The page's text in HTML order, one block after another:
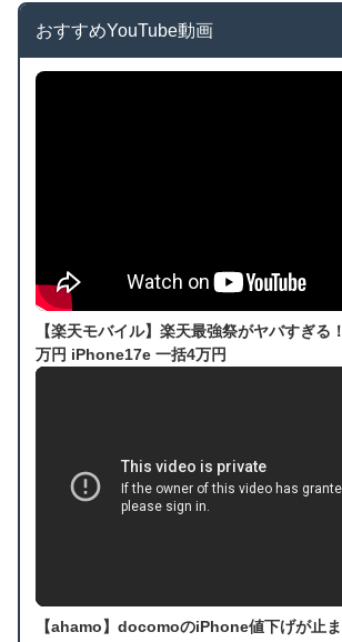
おすすめYouTube動画
【楽天モバイル】楽天最強祭がヤバすぎ
万円 iPhone17e 一括4万円
【ahamo】docomoのiPhone値下げが止ま